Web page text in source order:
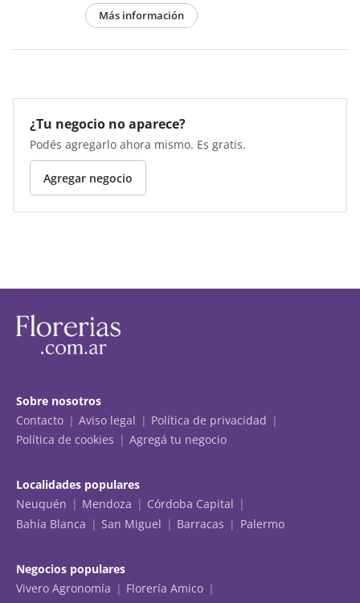
Más información
¿Tu negocio no aparece?
Podés agregarlo ahora mismo. Es gratis.
Agregar negocio
Sobre nosotros
Contacto
Aviso legal
Política de privacidad
Política de cookies
Agregá tu negocio
Localidades populares
Neuquén
Mendoza
Córdoba Capital
Bahía Blanca
San Miguel Barracas Palermo
Negocios populares
Vivero Agronomía
Florería Amico